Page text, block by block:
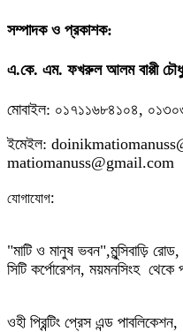
সম্পাদক ও প্রকাশক:
এ.কে. এম. ফখরুল আলম বাপ্পী
মোবাইল: ০১৭১১৬৮৪১০৪,
ইমেইল:
matiomanuss@gmail.com
যোগাযোগ:
"মাটি ও মানুষ ভবন",মুন্সিবাড়ি রোড,
সিটি কর্পোরেশন, ময়মনসিংহ থেকে
ওহী প্রিন্টিং প্রেস এন্ড